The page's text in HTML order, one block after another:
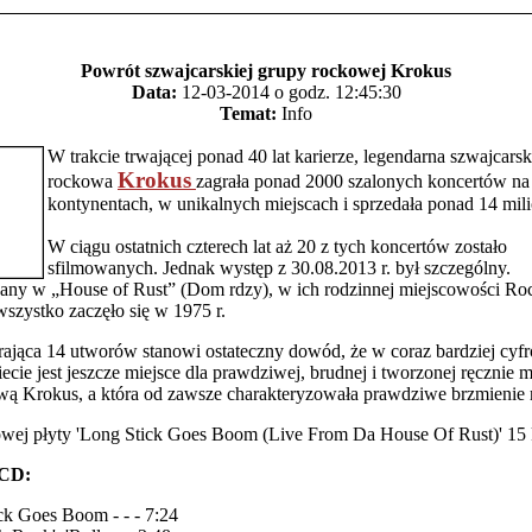
Powrót szwajcarskiej grupy rockowej Krokus
Data: 12-03-2014 o godz. 12:45:30
Temat: Info
W trakcie trwającej ponad 40 lat karierze, legendarna
rockowa Krokus zagrała ponad 2000 szalonych koncertów
kontynentach, w unikalnych miejscach i sprzedała ponad 14
W ciągu ostatnich czterech lat aż 20 z tych koncertów zostało
sfilmowanych. Jednak występ z 30.08.2013 r. był szczególny.
w „House of Rust” (Dom rdzy), w ich rodzinnej miejscowości
zaczęło się w 1975 r.
14 utworów stanowi ostateczny dowód, że w coraz bardziej
jest jeszcze miejsce dla prawdziwej, brudnej i tworzonej ręcznie
Krokus, a która od zawsze charakteryzowała prawdziwe
płyty 'Long Stick Goes Boom (Live From Da House Of Rust)'
Goes Boom - - - 7:24